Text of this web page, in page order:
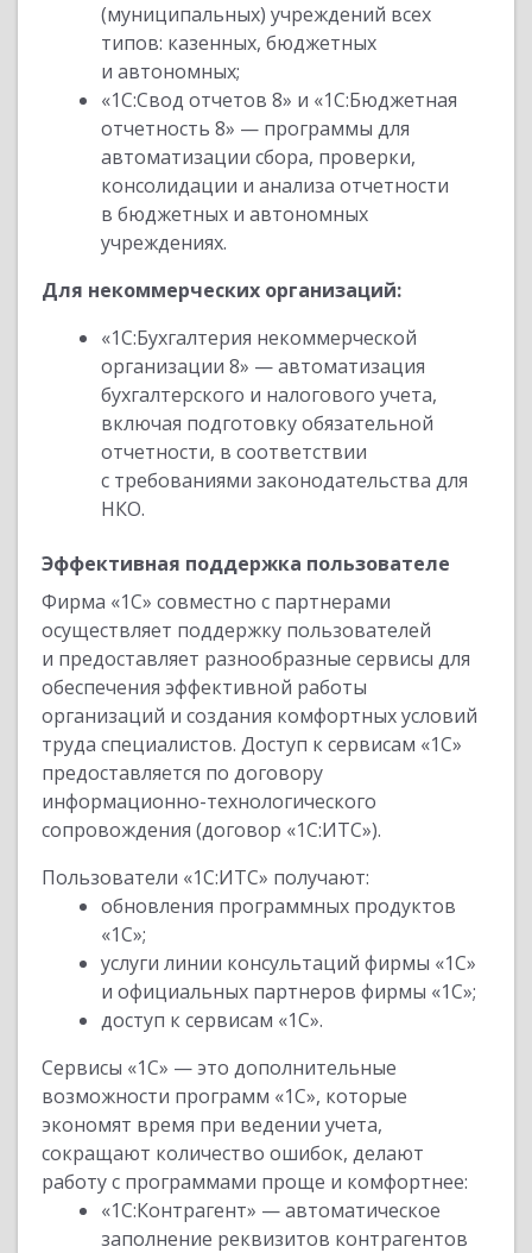
(муниципальных) учреждений всех
типов: казенных, бюджетных
и автономных;
«1С:Свод отчетов 8» и «1С:Бюджетная
отчетность 8» — программы для
автоматизации сбора, проверки,
консолидации и анализа отчетности
в бюджетных и автономных
учреждениях.
Для некоммерческих организаций:
«1С:Бухгалтерия некоммерческой
организации 8» — автоматизация
бухгалтерского и налогового учета,
включая подготовку обязательной
отчетности, в соответствии
с требованиями законодательства для
НКО.
Эффективная поддержка пользователе
Фирма «1С» совместно с партнерами
осуществляет поддержку пользователей
и предоставляет разнообразные сервисы для
обеспечения эффективной работы
организаций и создания комфортных условий
труда специалистов. Доступ к сервисам «1С»
предоставляется по договору
информационно-технологического
сопровождения (договор «1С:ИТС»).
Пользователи «1С:ИТС» получают:
обновления программных продуктов
«1С»;
услуги линии консультаций фирмы «1С»
и официальных партнеров фирмы «1С»;
доступ к сервисам «1С».
Сервисы «1С» — это дополнительные
возможности программ «1С», которые
экономят время при ведении учета,
сокращают количество ошибок, делают
работу с программами проще и комфортнее:
«1С:Контрагент» — автоматическое
заполнение реквизитов контрагентов